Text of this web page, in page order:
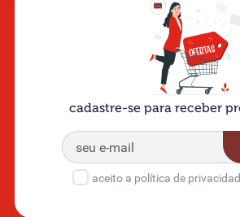
cadastre-se para receber
aceito a política de